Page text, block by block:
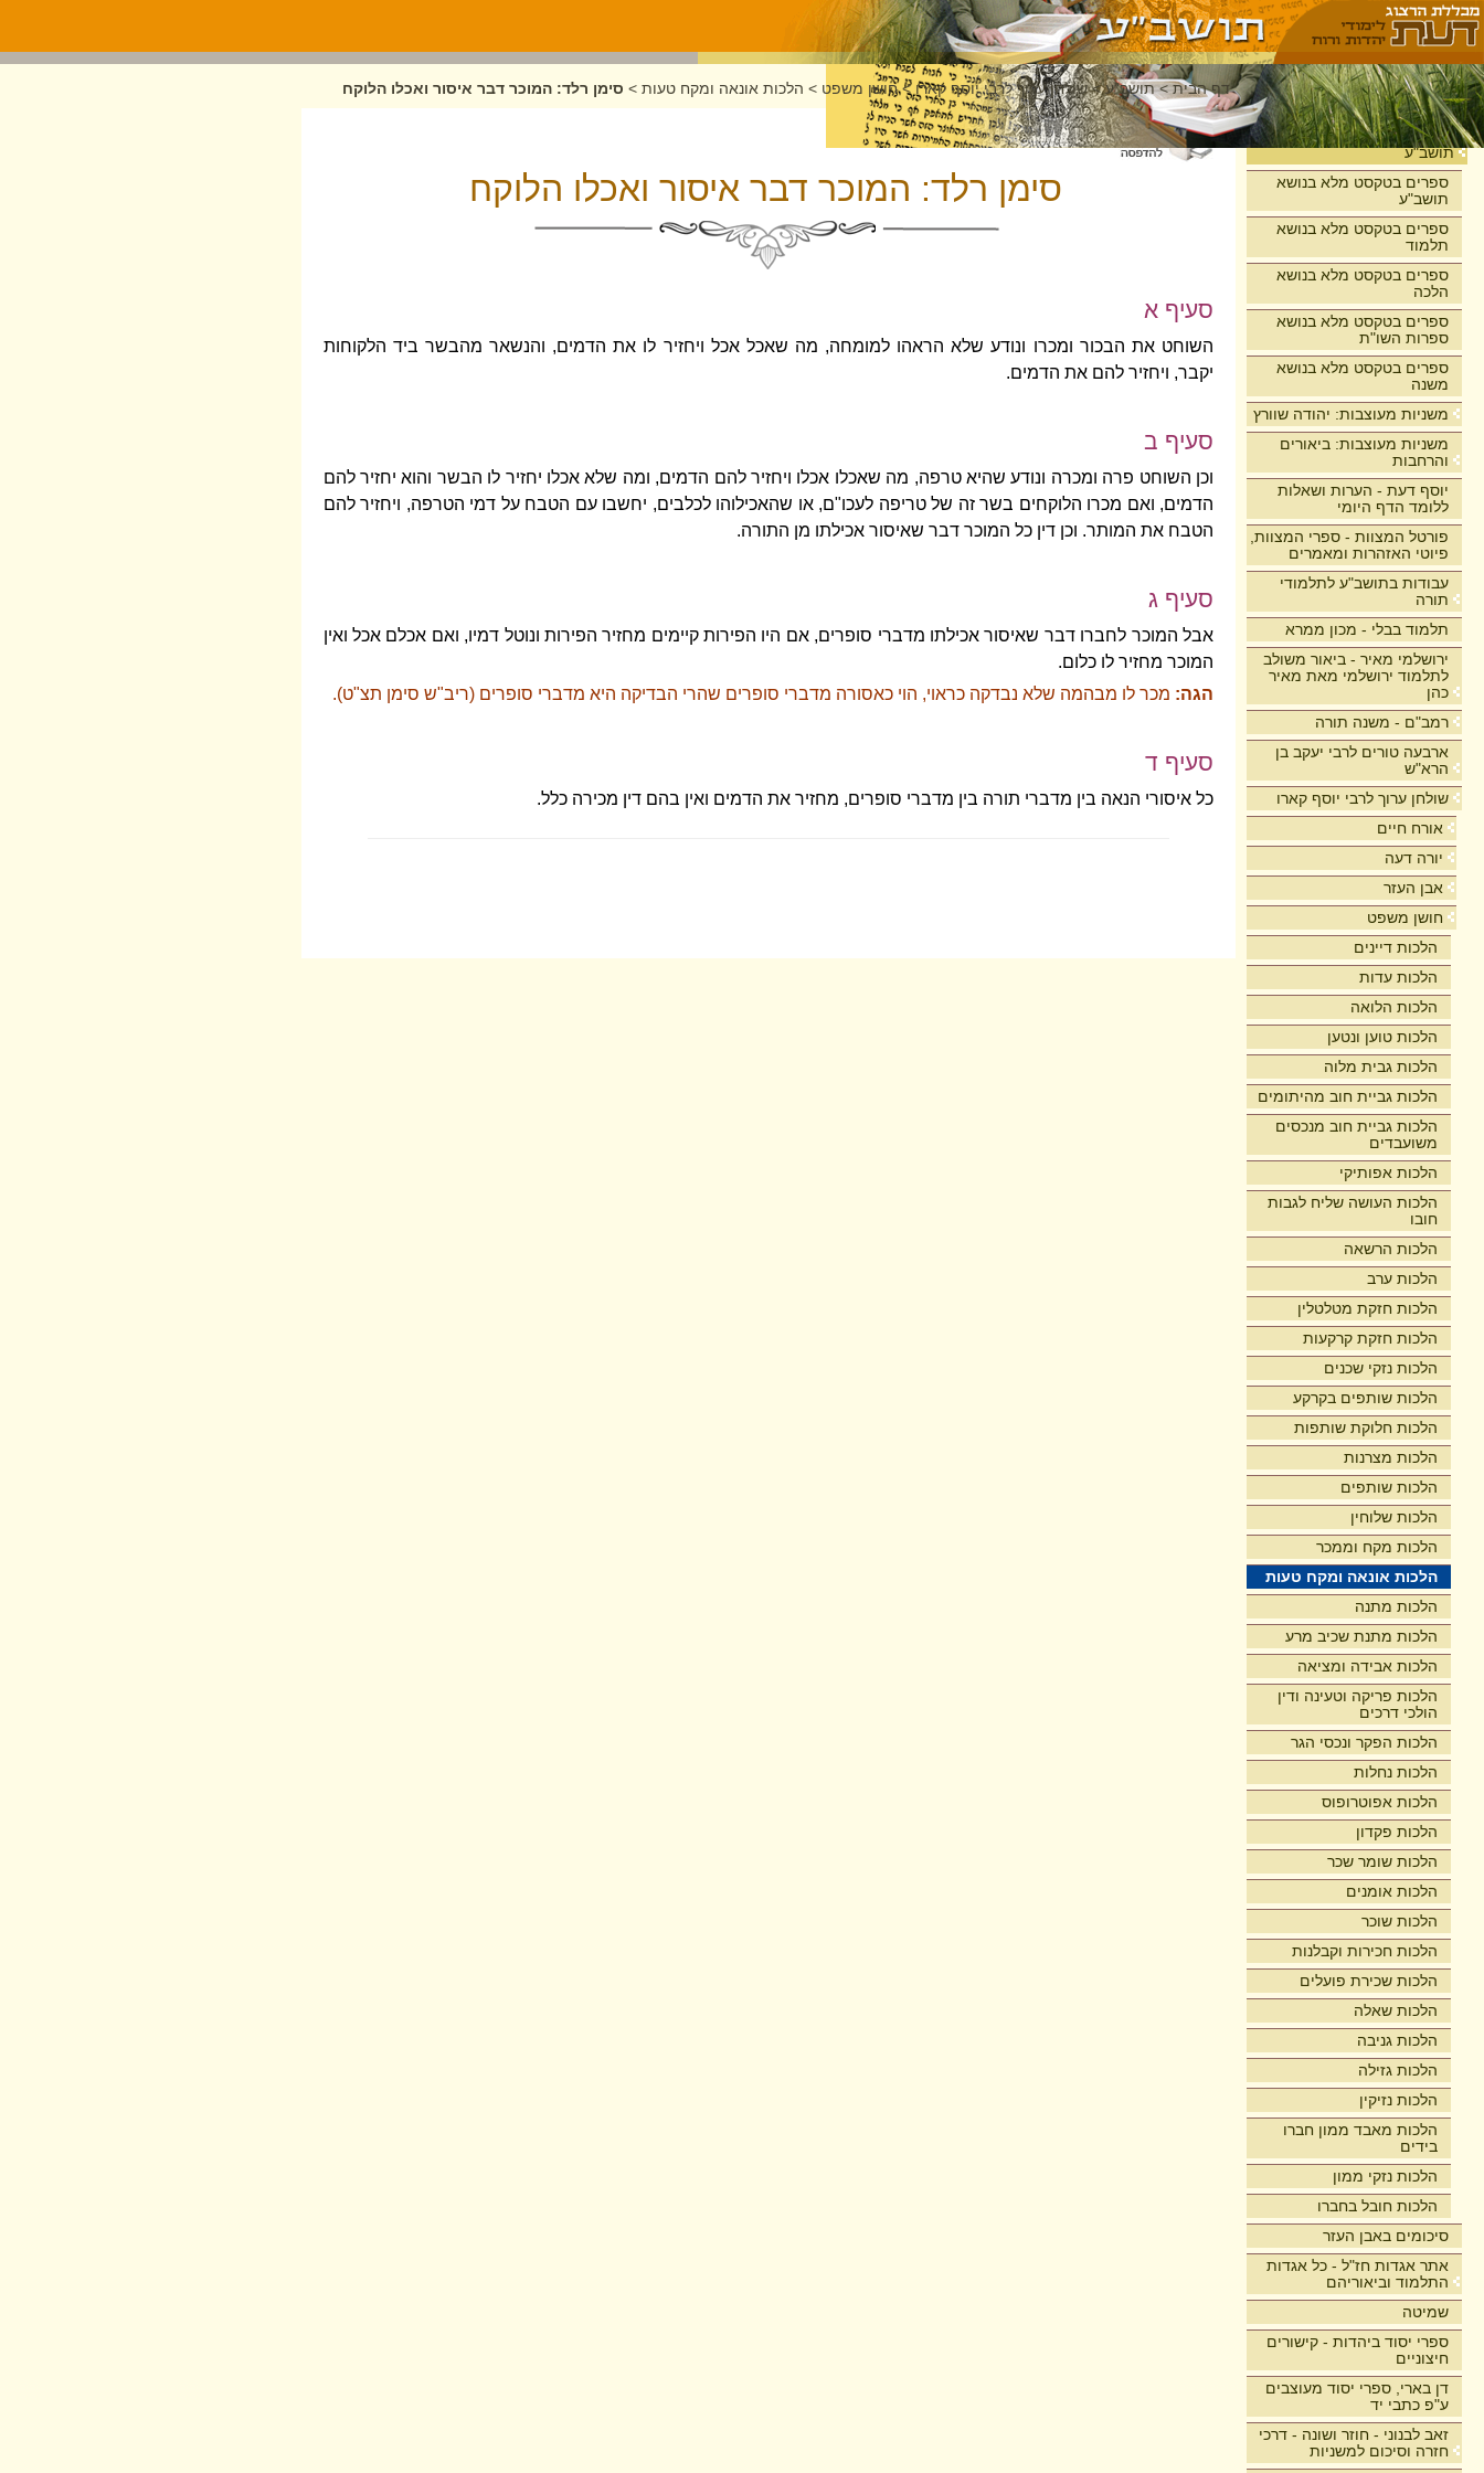
בית
תושב"ע
ספרים בטקסט מלא בנושא
תושב"ע
ספרים בטקסט מלא בנושא
תלמוד
ספרים בטקסט מלא בנושא
הלכה
ספרים בטקסט מלא בנושא
ספרות השו"ת
ספרים בטקסט מלא בנושא
משנה
משניות מעוצבות: יהודה שוורץ
משניות מעוצבות: ביאורים
והרחבות
יוסף דעת - הערות ושאלות
ללומד הדף היומי
פורטל המצוות - ספרי המצוות,
פיוטי האזהרות ומאמרים
עבודות בתושב"ע לתלמודי
תורה
תלמוד בבלי - מכון ממרא
ירושלמי מאיר - ביאור משולב
לתלמוד ירושלמי מאת מאיר
כהן
רמב"ם - משנה תורה
ארבעה טורים לרבי יעקב בן
הרא"ש
שולחן ערוך לרבי יוסף קארו
אורח חיים
יורה דעה
אבן העזר
חושן משפט
הלכות דיינים
הלכות עדות
הלכות הלואה
הלכות טוען ונטען
הלכות גבית מלוה
הלכות גביית חוב מהיתומים
הלכות גביית חוב מנכסים
משועבדים
הלכות אפותיקי
הלכות העושה שליח לגבות
חובו
הלכות הרשאה
הלכות ערב
הלכות חזקת מטלטלין
הלכות חזקת קרקעות
הלכות נזקי שכנים
הלכות שותפים בקרקע
הלכות חלוקת שותפות
הלכות מצרנות
הלכות שותפים
הלכות שלוחין
הלכות מקח וממכר
הלכות אונאה ומקח טעות
הלכות מתנה
הלכות מתנת שכיב מרע
הלכות אבידה ומציאה
הלכות פריקה וטעינה ודין
הולכי דרכים
הלכות הפקר ונכסי הגר
הלכות נחלות
הלכות אפוטרופוס
הלכות פקדון
הלכות שומר שכר
הלכות אומנים
הלכות שוכר
הלכות חכירות וקבלנות
הלכות שכירת פועלים
הלכות שאלה
הלכות גניבה
הלכות גזילה
הלכות נזיקין
הלכות מאבד ממון חברו
בידים
הלכות נזקי ממון
הלכות חובל בחברו
סיכומים באבן העזר
אתר אגדות חז"ל - כל אגדות
התלמוד וביאוריהם
שמיטה
ספרי יסוד ביהדות - קישורים
חיצוניים
דן בארי, ספרי יסוד מעוצבים
ע"פ כתבי יד
זאב לבנוני - חוזר ושונה - דרכי
חזרה וסיכום למשניות
דף הבית >תושב"ע >שולחן ערוך לרבי יוסף קארו >חושן משפט > הלכות אונאה ומקח טעות > סימן רלד: המוכר דבר איסור ואכלו הלוקח
סימן רלד: המוכר דבר איסור ואכלו הלוקח
סעיף א
השוחט את הבכור ומכרו ונודע שלא הראהו למומחה, מה שאכל אכל ויחזיר לו את הדמים, והנשאר מהבשר ביד הלקוחות
יקבר, ויחזיר להם את הדמים.
סעיף ב
וכן השוחט פרה ומכרה ונודע שהיא טרפה, מה שאכלו אכלו ויחזיר להם הדמים, ומה שלא אכלו יחזיר לו הבשר והוא יחזיר להם
הדמים, ואם מכרו הלוקחים בשר זה של טריפה לעכו"ם, או שהאכילוהו לכלבים, יחשבו עם הטבח על דמי הטרפה, ויחזיר להם
הטבח את המותר. וכן דין כל המוכר דבר שאיסור אכילתו מן התורה.
סעיף ג
אבל המוכר לחברו דבר שאיסור אכילתו מדברי סופרים, אם היו הפירות קיימים מחזיר הפירות ונוטל דמיו, ואם אכלם אכל ואין
המוכר מחזיר לו כלום.
הגה: מכר לו מבהמה שלא נבדקה כראוי, הוי כאסורה מדברי סופרים שהרי הבדיקה היא מדברי סופרים (ריב"ש סימן תצ"ט).
סעיף ד
כל איסורי הנאה בין מדברי תורה בין מדברי סופרים, מחזיר את הדמים ואין בהם דין מכירה כלל.